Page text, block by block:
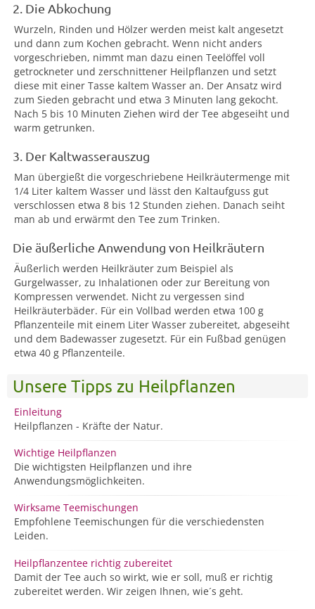
2. Die Abkochung
Wurzeln, Rinden und Hölzer werden meist kalt angesetzt
und dann zum Kochen gebracht. Wenn nicht anders
vorgeschrieben, nimmt man dazu einen Teelöffel voll
getrockneter und zerschnittener Heilpflanzen und setzt
diese mit einer Tasse kaltem Wasser an. Der Ansatz wird
zum Sieden gebracht und etwa 3 Minuten lang gekocht.
Nach 5 bis 10 Minuten Ziehen wird der Tee abgeseiht und
warm getrunken.
3. Der Kaltwasserauszug
Man übergießt die vorgeschriebene Heilkräutermenge mit
1/4 Liter kaltem Wasser und lässt den Kaltaufguss gut
verschlossen etwa 8 bis 12 Stunden ziehen. Danach seiht
man ab und erwärmt den Tee zum Trinken.
Die äußerliche Anwendung von Heilkräutern
Äußerlich werden Heilkräuter zum Beispiel als
Gurgelwasser, zu Inhalationen oder zur Bereitung von
Kompressen verwendet. Nicht zu vergessen sind
Heilkräuterbäder. Für ein Vollbad werden etwa 100 g
Pflanzenteile mit einem Liter Wasser zubereitet, abgeseiht
und dem Badewasser zugesetzt. Für ein Fußbad genügen
etwa 40 g Pflanzenteile.
Unsere Tipps zu Heilpflanzen
Einleitung
Heilpflanzen - Kräfte der Natur.
Wichtige Heilpflanzen
Die wichtigsten Heilpflanzen und ihre
Anwendungsmöglichkeiten.
Wirksame Teemischungen
Empfohlene Teemischungen für die verschiedensten
Leiden.
Heilpflanzentee richtig zubereitet
Damit der Tee auch so wirkt, wie er soll, muß er richtig
zubereitet werden. Wir zeigen Ihnen, wie´s geht.